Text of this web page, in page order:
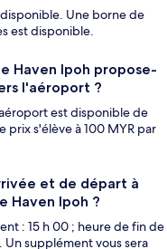
Une borne de
est disponible.
Haven Ipoh propose-
l'aéroport ?
est disponible de
prix s'élève à 100 MYR par
et de départ à
Haven Ipoh ?
: 15 h 00 ; heure de fin de
supplément vous sera